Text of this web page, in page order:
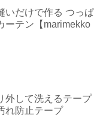
いだけで作る つっぱ
ーテン【marimekko
外して洗えるテープ
れ防止テープ